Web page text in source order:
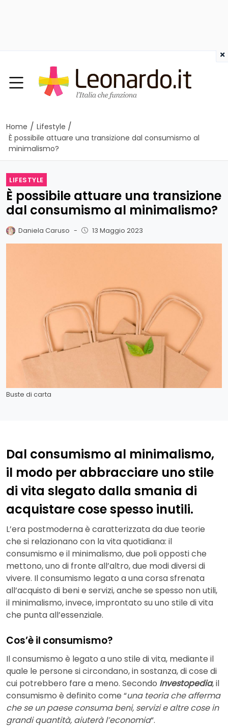
Home / Lifestyle /
È possibile attuare una transizione dal consumismo al
minimalismo?
LIFESTYLE
È possibile attuare una transizione
dal consumismo al minimalismo?
Daniela Caruso - 13 Maggio 2023
Buste di carta
Dal consumismo al minimalismo,
il modo per abbracciare uno stile
di vita slegato dalla smania di
acquistare cose spesso inutili.
L’era postmoderna è caratterizzata da due teorie
che si relazionano con la vita quotidiana: il
consumismo e il minimalismo, due poli opposti che
mettono, uno di fronte all’altro, due modi diversi di
vivere. Il consumismo legato a una corsa sfrenata
all’acquisto di beni e servizi, anche se spesso non utili,
il minimalismo, invece, improntato su uno stile di vita
che punta all’essenziale.
Cos’è il consumismo?
Il consumismo è legato a uno stile di vita, mediante il
quale le persone si circondano, in sostanza, di cose di
cui potrebbero fare a meno. Secondo Investopedia, il
consumismo è definito come “una teoria che afferma
che se un paese consuma beni, servizi e altre cose in
grandi quantità, aiuterà l’economia“.
×